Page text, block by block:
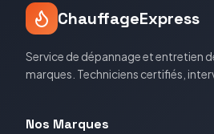
ChauffageExpress
Service de dépannage et entretien
marques. Techniciens certifiés,
Nos Marques